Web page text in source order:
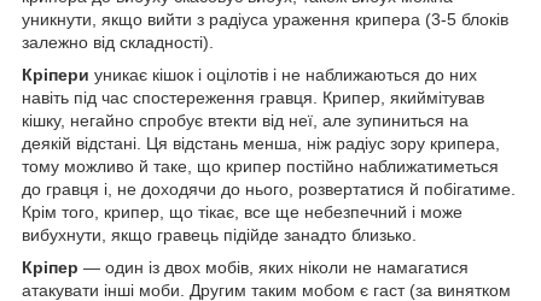
уникнути, якщо вийти з радіуса ураження крипера (3-5 блоків
залежно від складності).
Кріпери уникає кішок і оцілотів і не наближаються до них
навіть під час спостереження гравця. Крипер, якиймітував
кішку, негайно спробує втекти від неї, але зупиниться на
деякій відстані. Ця відстань менша, ніж радіус зору крипера,
тому можливо й таке, що крипер постійно наближатиметься
до гравця і, не доходячи до нього, розвертатися й побігатиме.
Крім того, крипер, що тікає, все ще небезпечний і може
вибухнути, якщо гравець підійде занадто близько.
Кріпер — один із двох мобів, яких ніколи не намагатися
атакувати інші моби. Другим таким мобом є гаст (за винятком